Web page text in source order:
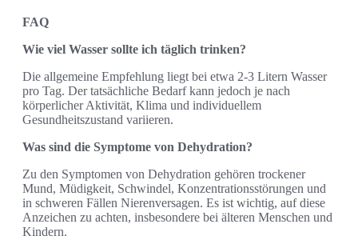
FAQ
Wie viel Wasser sollte ich täglich trinken?
Die allgemeine Empfehlung liegt bei etwa 2-3 Litern Wasser
pro Tag. Der tatsächliche Bedarf kann jedoch je nach
körperlicher Aktivität, Klima und individuellem
Gesundheitszustand variieren.
Was sind die Symptome von Dehydration?
Zu den Symptomen von Dehydration gehören trockener
Mund, Müdigkeit, Schwindel, Konzentrationsstörungen und
in schweren Fällen Nierenversagen. Es ist wichtig, auf diese
Anzeichen zu achten, insbesondere bei älteren Menschen und
Kindern.